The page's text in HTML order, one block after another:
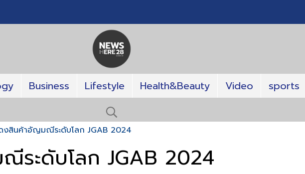
Business Lifestyle Health&Beauty Video sports
งสินค้าอัญมณีระดับโลก JGAB 2024
ระดับโลก JGAB 2024